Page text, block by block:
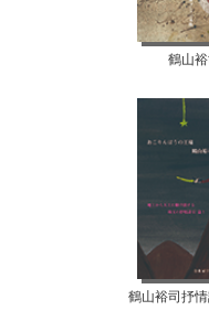
鶴山
鶴山裕司抒